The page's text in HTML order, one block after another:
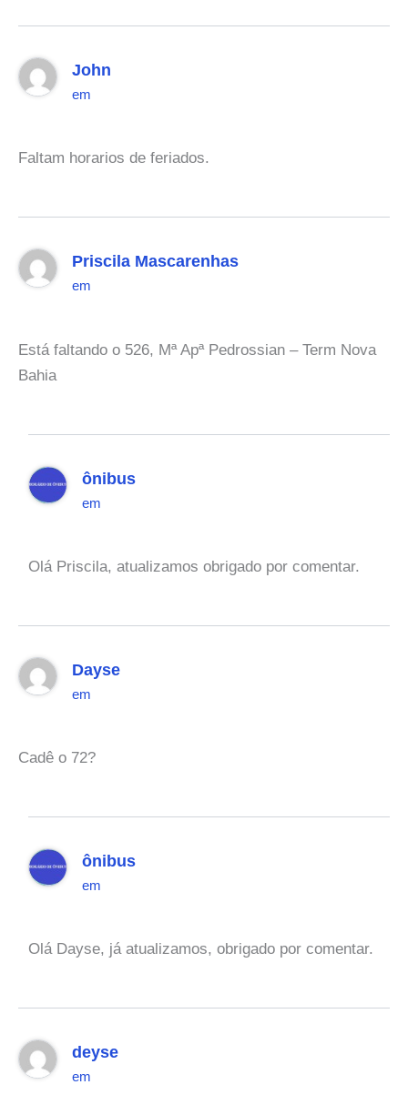
John
em
Faltam horarios de feriados.
Priscila Mascarenhas
em
Está faltando o 526, Mª Apª Pedrossian – Term Nova
Bahia
ônibus
em
Olá Priscila, atualizamos obrigado por comentar.
Dayse
em
Cadê o 72?
ônibus
em
Olá Dayse, já atualizamos, obrigado por comentar.
deyse
em